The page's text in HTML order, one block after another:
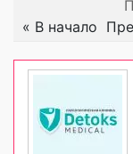
« В начало